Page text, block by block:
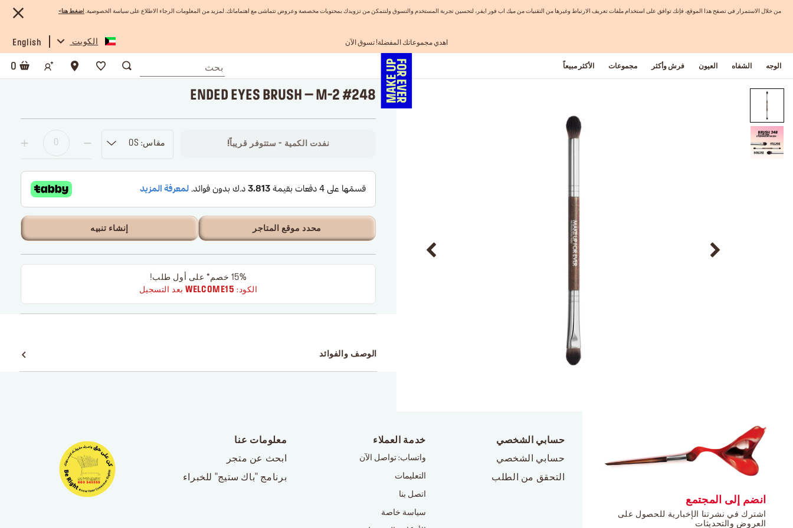
من خلال الاستمرار في تصفح هذا الموقع، فإنك توافق على استخدام ملفات تعريف الارتباط وغيرها من التقنيات من ميك اب فور ايفر، لتحسين تجربة المستخدم والتسوق ولنتمكن من تزويدك بمحتويات مخصصة وعروض تتماشى مع اهتماماتك. لمزيد من المعلومات الرجاء الاطلاع على سياسة الخصوصية. ضغط هنا >
شحن مجاني لجميع الطلبات
تسوق الآن و ادفع لاحقاً مع تابي
اهدي مجموعاتك المفضلة! تسوق الآن
الفرصة الأخيرة: خصم 25% على خطوط مختارة
الكويت English
الوجه الشفاه العيون فرش وأكثر مجموعات الأكثر مبيعاً 0
#248 2-ENDED EYES BRUSH – M
مقاس: OS نفدت الكمية - ستتوفر قريباً!
محدد موقع المتاجر إنشاء تنبيه
15% خصم* على أول طلب!
الكود: WELCOME15بعد التسجيل
الوصف والفوائد
انضم إلى المجتمع
اشترك في نشرتنا الإخبارية للحصول على
العروض والتحديثات
حسابي الشخصي
حسابي الشخصي
التحقق من الطلب
خدمة العملاء
واتساب: تواصل الآن
التعليمات
اتصل بنا
سياسة خاصة
معلومات عنا
ابحث عن متجر
برنامج "باك ستيج" للخبراء